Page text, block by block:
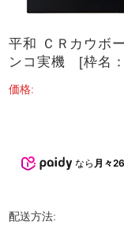
平和 ＣＲカウボ
ンコ実機 [枠名
価格:
なら 月々
配送方法: